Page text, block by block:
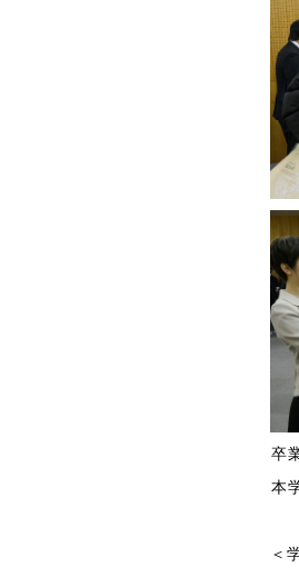
卒業
本学
＜